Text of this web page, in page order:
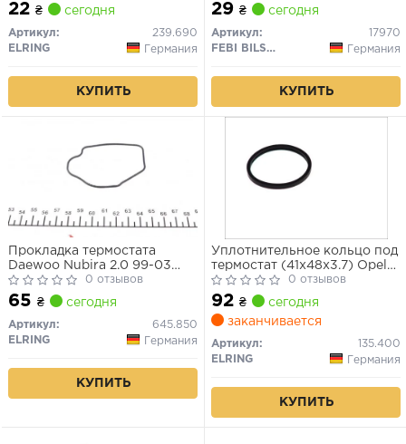
22 ₴ сегодня
Артикул:
239.690
ELRING
Германия
КУПИТЬ
29 ₴ сегодня
Артикул:
17970
FEBI BILSTEIN
Германия
КУПИТЬ
Прокладка термостата
Daewoo Nubira 2.0 99-03
Opel Frontera A/B Sintra 2.2
95-04
0 отзывов
65 ₴ сегодня
Артикул:
645.850
ELRING
Германия
КУПИТЬ
Уплотнительное кольцо под
термостат (41x48x3.7) Opel
1.2-1.6 79-05 0 отзывов
92 ₴
сегодня
заканчивается
Артикул:
135.400
ELRING
Германия
КУПИТЬ